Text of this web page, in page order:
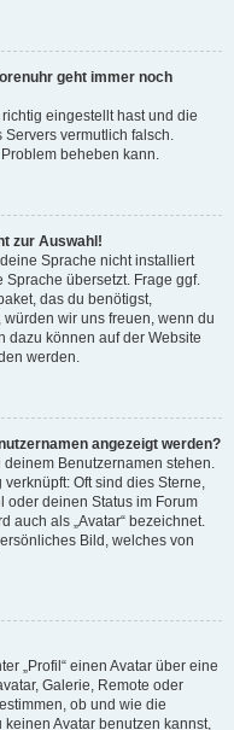
geht immer noch
eingestellt hast und die
Servers vermutlich falsch.
beheben kann.
zur Auswahl!
Sprache nicht installiert
übersetzt. Frage ggf.
das du benötigst,
wir uns freuen, wenn du
dazu können auf der Website
werden.
angezeigt werden?
Benutzernamen stehen.
Oft sind dies Sterne,
oder deinen Status im Forum
auch als „Avatar“ bezeichnet.
Bild, welches von
„Profil“ einen Avatar über eine
Galerie, Remote oder
ob und wie die
Avatar benutzen kannst,